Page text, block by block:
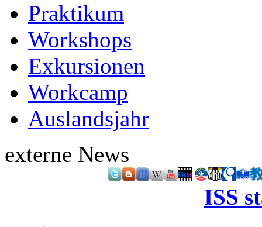
Praktikum
Workshops
Exkursionen
Workcamp
Auslandsjahr
externe News
ISS